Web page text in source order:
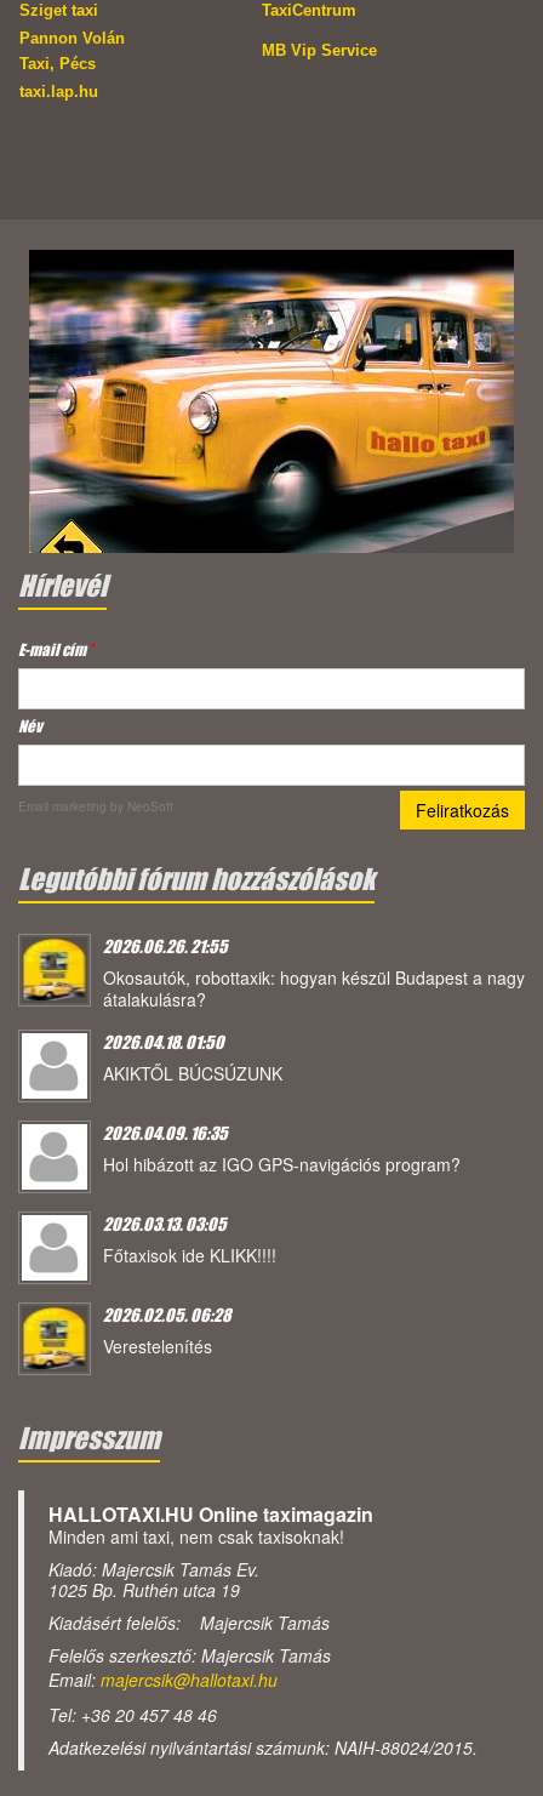
Sziget taxi
TaxiCentrum
Pannon Volán
Taxi, Pécs
MB Vip Service
taxi.lap.hu
Hírlevél
E-mail cím*
Név
Email marketing by NeoSoft
Legutóbbi fórum hozzászólások
2026.06.26. 21:55
Okosautók, robottaxik: hogyan készül Budapest a nagy
átalakulásra?
2026.04.18. 01:50
AKIKTŐL BÚCSÚZUNK
2026.04.09. 16:35
Hol hibázott az IGO GPS-navigációs program?
2026.03.13. 03:05
Főtaxisok ide KLIKK!!!!
2026.02.05. 06:28
Verestelenítés
Impresszum
HALLOTAXI.HU Online taximagazin
Minden ami taxi, nem csak taxisoknak!
Kiadó: Majercsik Tamás Ev.
1025 Bp. Ruthén utca 19
Kiadásért felelős: Majercsik Tamás
Felelős szerkesztő: Majercsik Tamás
Email: majercsik@hallotaxi.hu
Tel: +36 20 457 48 46
Adatkezelési nyilvántartási számunk: NAIH-88024/2015.